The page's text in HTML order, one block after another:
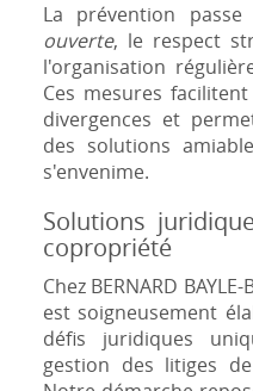
La prévention
ouverte, le respect
l'organisation
Ces mesures
divergences et
des solutions
s'envenime.
Solutions
copropriété
Chez BERNARD
est soigneusement
défis juridiques
gestion des litiges